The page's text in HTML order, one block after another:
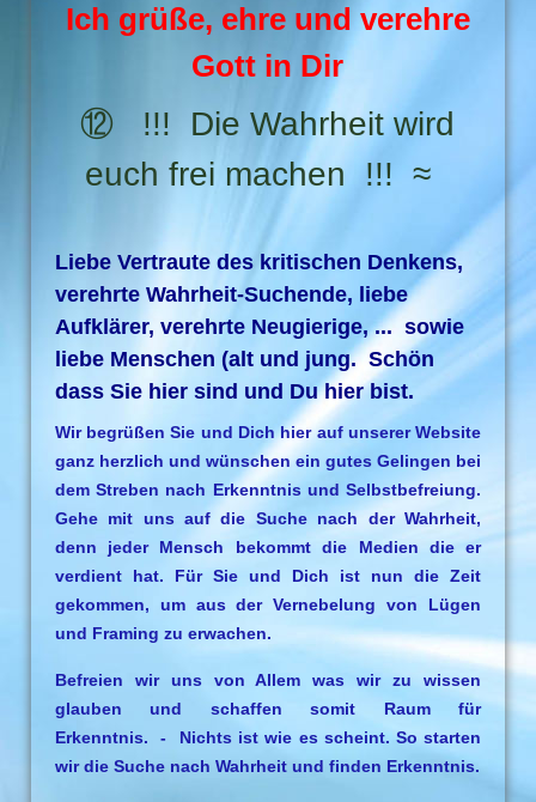
Ich grüße, ehre und verehre
Gott in Dir
⑫ !!! Die Wahrheit wird
euch frei machen !!! ≈
Liebe Vertraute des kritischen Denkens,
verehrte Wahrheit-Suchende, liebe
Aufklärer, verehrte Neugierige, ... sowie
liebe Menschen (alt und jung. Schön
dass Sie hier sind und Du hier bist.
Wir begrüßen Sie und Dich hier auf unserer Website
ganz herzlich und wünschen ein gutes Gelingen bei
dem Streben nach Erkenntnis und Selbstbefreiung.
Gehe mit uns auf die Suche nach der Wahrheit,
denn jeder Mensch bekommt die Medien die er
verdient hat. Für Sie und Dich ist nun die Zeit
gekommen, um aus der Vernebelung von Lügen
und Framing zu erwachen.
Befreien wir uns von Allem was wir zu wissen
glauben und schaffen somit Raum für
Erkenntnis. - Nichts ist wie es scheint. So starten
wir die Suche nach Wahrheit und finden Erkenntnis.